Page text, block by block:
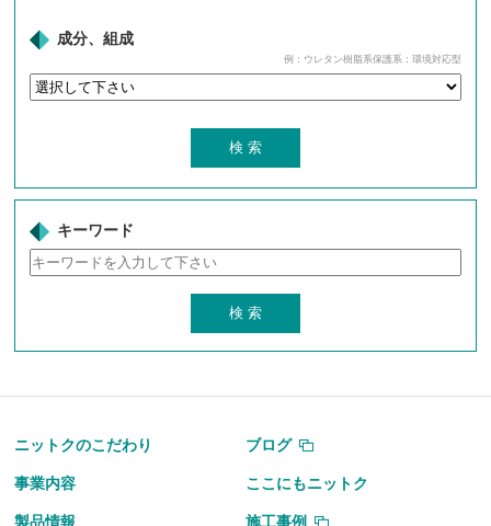
成分、組成
例：ウレタン樹脂系保護系：環境対応型
キーワード
ニットクのこだわり ブログ
事業内容 ここにもニットク
製品情報 施工事例